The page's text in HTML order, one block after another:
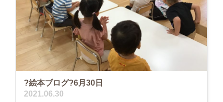
?絵本ブログ?6月30日
2021.06.30